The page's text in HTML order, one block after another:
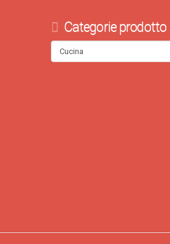
Categorie prodotto